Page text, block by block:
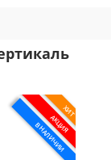
ХИТ
АКЦИЯ
В НАЛИЧИИ